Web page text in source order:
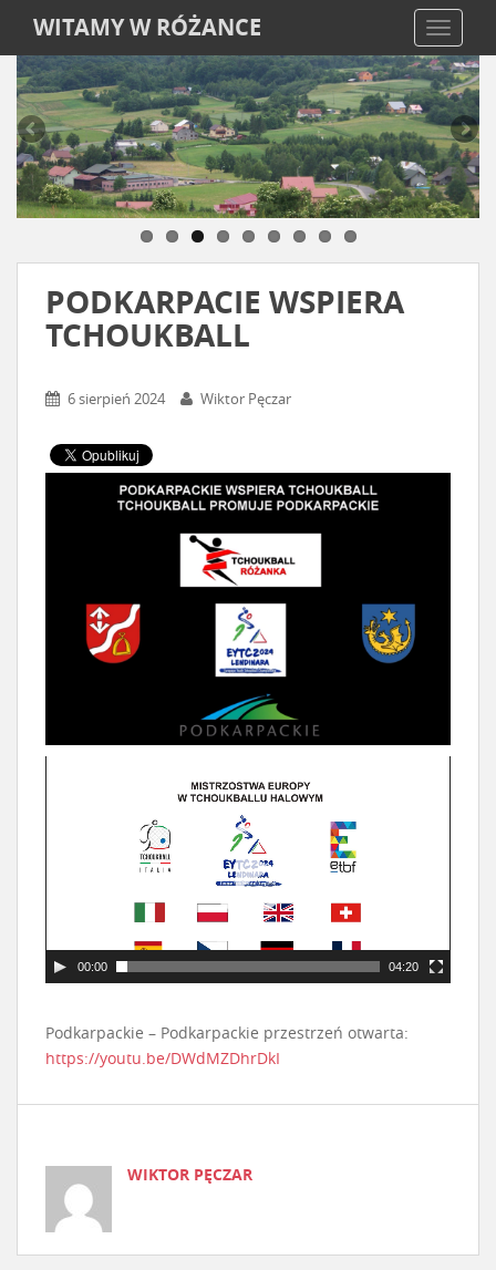
WITAMY W RÓŻANCE
PODKARPACIE WSPIERA
TCHOUKBALL
6 sierpień 2024 Wiktor Pęczar
00:00 04:20
Podkarpackie – Podkarpackie przestrzeń otwarta:
https://youtu.be/DWdMZDhrDkI
WIKTOR PĘCZAR